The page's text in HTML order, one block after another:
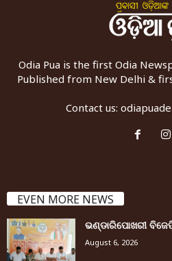
Odia Pua is the first Odia
Published from New Delhi &
Contact us:
EVEN MORE NEWS
ଭଣ୍ଡାରିପୋଖରୀ
August 6, 2026